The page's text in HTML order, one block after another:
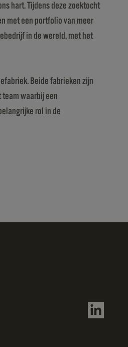
hart. Tijdens deze zoektocht
met een portfolio van meer
in de wereld, met het
Beide fabrieken zijn
team waarbij een
rol in de